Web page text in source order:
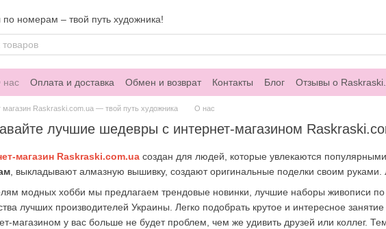
по номерам – твой путь художника!
нас Оплата и доставка Обмен и возврат Контакты Блог Отзывы о
магазин Raskraski.com.ua — твой путь художника О нас
лучшие шедевры с интернет-магазином
магазин Raskraski.com.ua создан для людей, которые увлекаются
, выкладывают алмазную вышивку, создают оригинальные поделки своим
модных хобби мы предлагаем трендовые новинки, лучшие наборы живописи
лучших производителей Украины. Легко подобрать крутое и интересное занятие
магазином у вас больше не будет проблем, чем же удивить друзей или коллег.